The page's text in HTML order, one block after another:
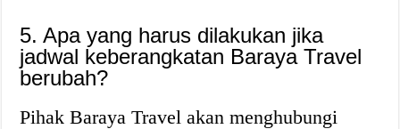
5. Apa yang harus dilakukan jika
jadwal keberangkatan Baraya Travel
berubah?
Pihak Baraya Travel akan menghubungi